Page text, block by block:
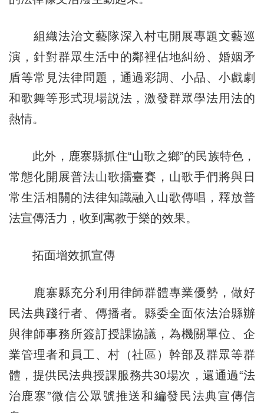
組織法治文藝隊深入村屯開展專題文藝巡
演，針對群眾生活中的鄰裡佔地糾紛、婚姻矛
盾等常見法律問題，通過彩調、小品、小戲劇
和歌舞等形式現場説法，激發群眾學法用法的
熱情。
此外，鹿寨縣抓住“山歌之鄉”的民族特色，
常態化開展普法山歌擂臺賽，山歌手們將與日
常生活相關的法律知識融入山歌傳唱，釋放普
法宣傳活力，收到寓教于樂的效果。
拓面增效抓宣傳
鹿寨縣充分利用律師群體專業優勢，做好
民法典踐行者、傳播者。縣委全面依法治縣辦
與律師事務所簽訂授課協議，為機關單位、企
業管理者和員工、村（社區）幹部及群眾等群
體，提供民法典授課服務共30場次，還通過“法
治鹿寨”微信公眾號推送和編發民法典宣傳信